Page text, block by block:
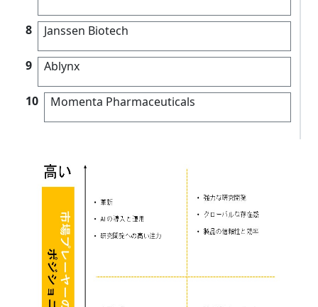
8 Janssen Biotech
9 Ablynx
10 Momenta Pharmaceuticals